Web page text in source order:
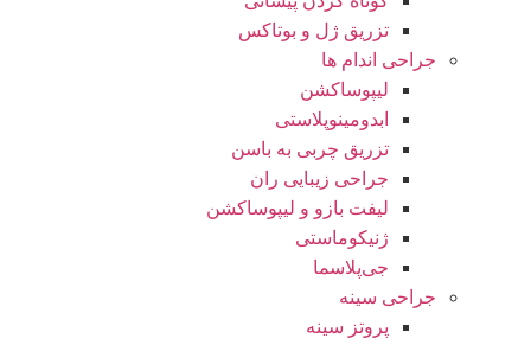
تزریق ژل و بوتاکس
جراحی اندام ها
لیپوساکشن
ابدومینوپلاستی
تزریق چربی به باسن
جراحی زیبایی ران
لیفت بازو و لیپوساکشن
ژنیکوماستی
جی‌پلاسما
جراحی سینه
پروتز سینه